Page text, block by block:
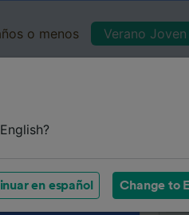
o menos Verano
De
en español Change to